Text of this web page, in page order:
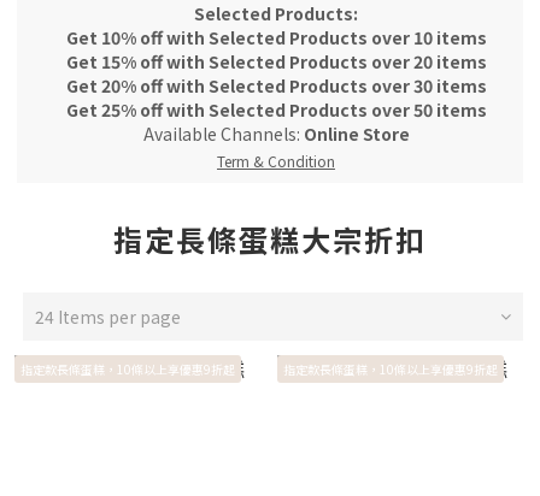
Selected Products:
Get 10% off with Selected Products over 10 items
Get 15% off with Selected Products over 20 items
Get 20% off with Selected Products over 30 items
Get 25% off with Selected Products over 50 items
Available Channels: Online Store
Term & Condition
指定長條蛋糕大宗折扣
24 Items per page
指定款長條蛋糕，10條以上享優惠9折起 指定款長條蛋糕，10條以上享優惠9折起